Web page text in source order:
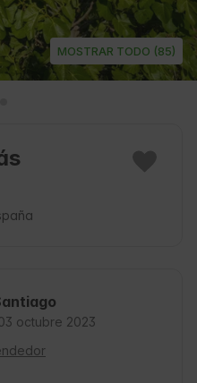
MOSTRAR TODO (85)
octubre 2023